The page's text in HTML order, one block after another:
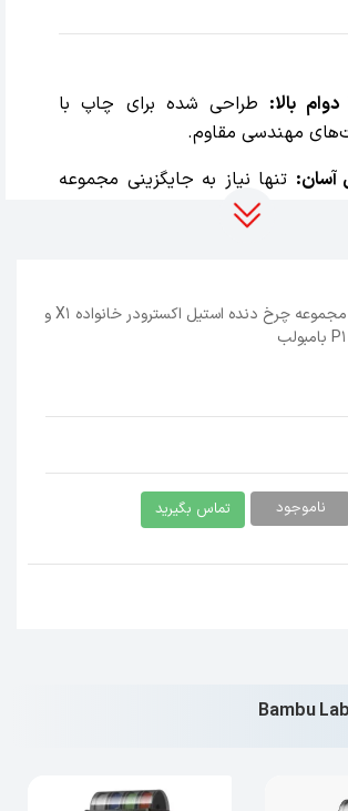
بالا: طراحی شده برای چاپ با
مهندسی مقاوم.
تنها نیاز به جایگزینی مجموعه
به‌جای کل واحد اکسترودر.
می‌توانند آن را با چرخ‌دنده فولاد
برای مقاومت بیشتر در برابر
مجموعه چرخ دنده استیل اکسترودر خانواده X1 و
P1 بامبولب
ناموجود تماس بگیرید